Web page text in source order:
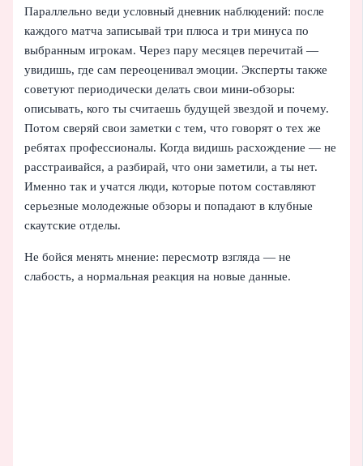
Параллельно веди условный дневник наблюдений: после
каждого матча записывай три плюса и три минуса по
выбранным игрокам. Через пару месяцев перечитай —
увидишь, где сам переоценивал эмоции. Эксперты также
советуют периодически делать свои мини-обзоры:
описывать, кого ты считаешь будущей звездой и почему.
Потом сверяй свои заметки с тем, что говорят о тех же
ребятах профессионалы. Когда видишь расхождение — не
расстраивайся, а разбирай, что они заметили, а ты нет.
Именно так и учатся люди, которые потом составляют
серьезные молодежные обзоры и попадают в клубные
скаутские отделы.
Не бойся менять мнение: пересмотр взгляда — не
слабость, а нормальная реакция на новые данные.